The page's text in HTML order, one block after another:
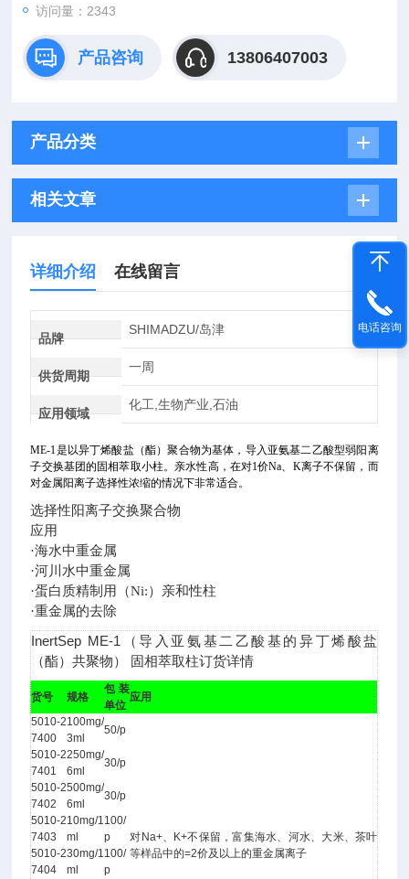
访问量：2343
产品咨询 13806407003
产品分类
相关文章
详细介绍 在线留言
品牌
SHIMADZU/岛津
供货周期
一周
应用领域
化工,生物产业,石油
ME-1是以异丁烯酸盐（酯）聚合物为基体，导入亚氨基二乙酸型弱阳离
子交换基团的固相萃取小柱。亲水性高，在对1价Na、K离子不保留，而
对金属阳离子选择性浓缩的情况下非常适合。
选择性阳离子交换聚合物
应用
·海水中重金属
·河川水中重金属
·蛋白质精制用（Ni:）亲和性柱
·重金属的去除
InertSep ME-1（导入亚氨基二乙酸基的异丁烯酸盐
（酯）共聚物） 固相萃取柱订货详情
货号 规格
包装
单位
应用
5010-2
7400
100mg/
3ml
50/p
对Na+、K+不保留，富集海水、河水、大米、茶叶
等样品中的=2价及以上的重金属离子
5010-2
7401
250mg/
6ml
30/p
5010-2
7402
500mg/
6ml
30/p
5010-2
7403
10mg/1
ml
100/
p
5010-2
7404
30mg/1
ml
100/
p
电话咨询